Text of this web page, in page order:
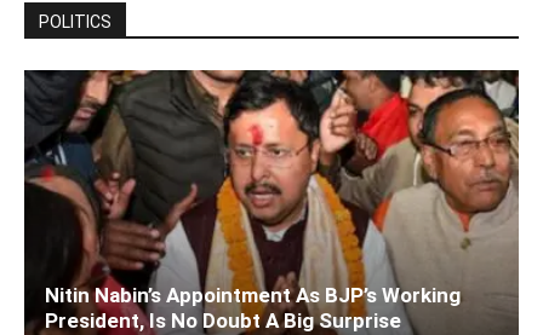
POLITICS
Nitin Nabin’s Appointment As BJP’s Working
President, Is No Doubt A Big Surprise